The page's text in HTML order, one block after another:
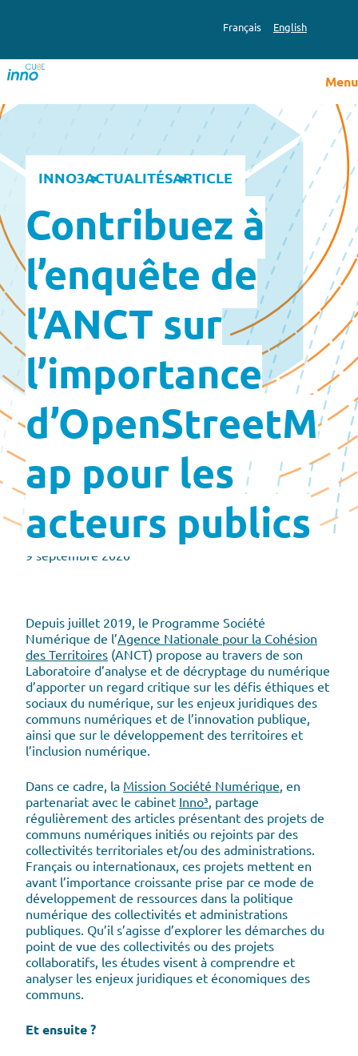
Français English
Menu
INNO3ACTUALITÉSARTICLE
Contribuez à
l’enquête de
l’ANCT sur
l’importance
d’OpenStreetM
ap pour les
acteurs publics
9 septembre 2020
Depuis juillet 2019, le Programme Société
Numérique de l’Agence Nationale pour la Cohésion
des Territoires (ANCT) propose au travers de son
Laboratoire d’analyse et de décryptage du numérique
d’apporter un regard critique sur les défis éthiques et
sociaux du numérique, sur les enjeux juridiques des
communs numériques et de l’innovation publique,
ainsi que sur le développement des territoires et
l’inclusion numérique.
Dans ce cadre, la Mission Société Numérique, en
partenariat avec le cabinet Inno³, partage
régulièrement des articles présentant des projets de
communs numériques initiés ou rejoints par des
collectivités territoriales et/ou des administrations.
Français ou internationaux, ces projets mettent en
avant l’importance croissante prise par ce mode de
développement de ressources dans la politique
numérique des collectivités et administrations
publiques. Qu’il s’agisse d’explorer les démarches du
point de vue des collectivités ou des projets
collaboratifs, les études visent à comprendre et
analyser les enjeux juridiques et économiques des
communs.
Et ensuite ?